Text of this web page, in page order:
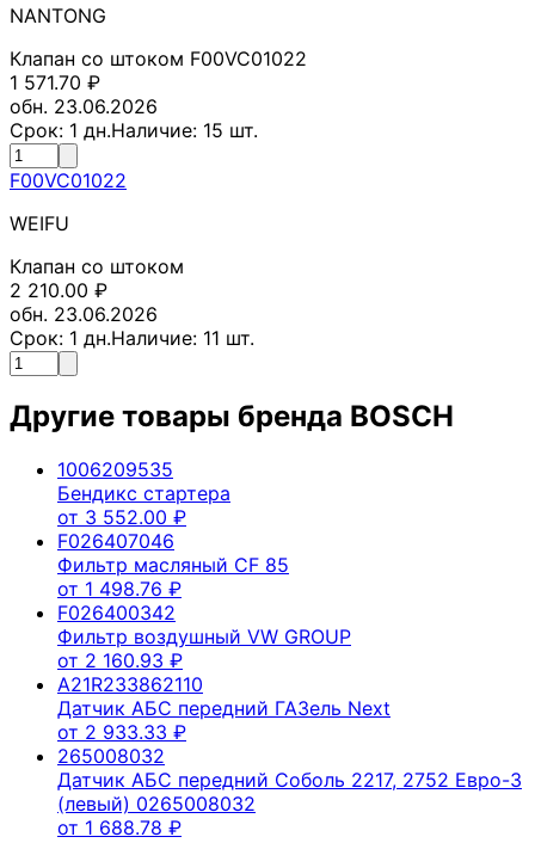
NANTONG
Клапан со штоком F00VC01022
1 571.70 ₽
обн. 23.06.2026
Срок: 1 дн.Наличие: 15 шт.
F00VC01022
WEIFU
Клапан со штоком
2 210.00 ₽
обн. 23.06.2026
Срок: 1 дн.Наличие: 11 шт.
Другие товары бренда BOSCH
1006209535
Бендикс стартера
от 3 552.00 ₽
F026407046
Фильтр масляный CF 85
от 1 498.76 ₽
F026400342
Фильтр воздушный VW GROUP
от 2 160.93 ₽
A21R233862110
Датчик АБС передний ГАЗель Next
от 2 933.33 ₽
265008032
Датчик АБС передний Соболь 2217, 2752 Евро-3
(левый) 0265008032
от 1 688.78 ₽